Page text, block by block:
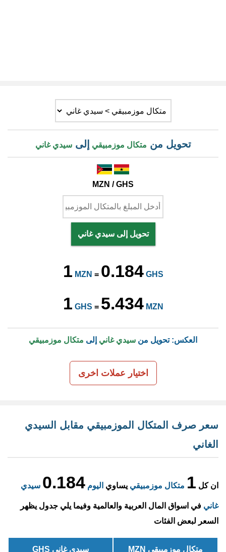
تحويل من متكال موزمبيقي إلىسيدي غاني
MZN / GHS
تحويل إلى سيدي غاني
1 MZN = 0.184 GHS
1 GHS = 5.434 MZN
العكس: تحويل من سيدي غاني إلى متكال موزمبيقي
اختيار عملات اخرى
سعر صرف المتكال الموزمبيقي مقابل السيدي
الغاني
ان كل 1 متكال موزمبيقي يساوي اليوم 0.184 سيدي
غاني في اسواق المال العربية والعالمية وفيما يلي جدول يظهر
السعر لبعض الفئات
متكال موزمبيقي MZN سيدي غاني GHS